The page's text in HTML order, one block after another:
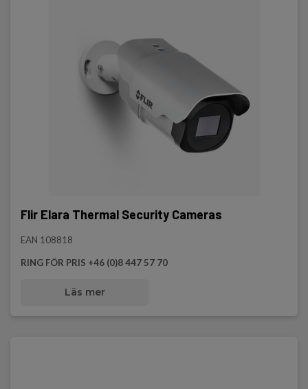
Flir Elara Thermal Security Cameras
EAN 108818
RING FÖR PRIS +46 (0)8 447 57 70
Läs mer